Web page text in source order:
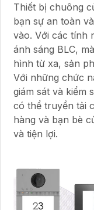
Thiết bị chuông
bạn sự an toàn
vào. Với các tính
ánh sáng BLC,
hình từ xa, sản
Với những chức
giám sát và kiểm
có thể truyền tải
hàng và bạn bè
và tiện lợi.